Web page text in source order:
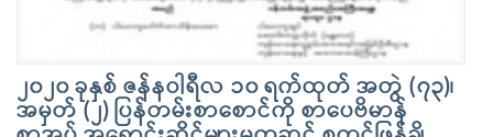
၂၀၂၀ ခုနှစ် ဇန်နဝါရီလ ၁၀ ရက်ထုတ် အတွဲ (၇၃)၊
အမှတ် (၂) ပြန်တမ်းစာစောင်ကို စာပေဗိမာန်